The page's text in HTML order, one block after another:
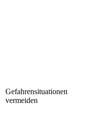
Gefahrensituationen
vermeiden